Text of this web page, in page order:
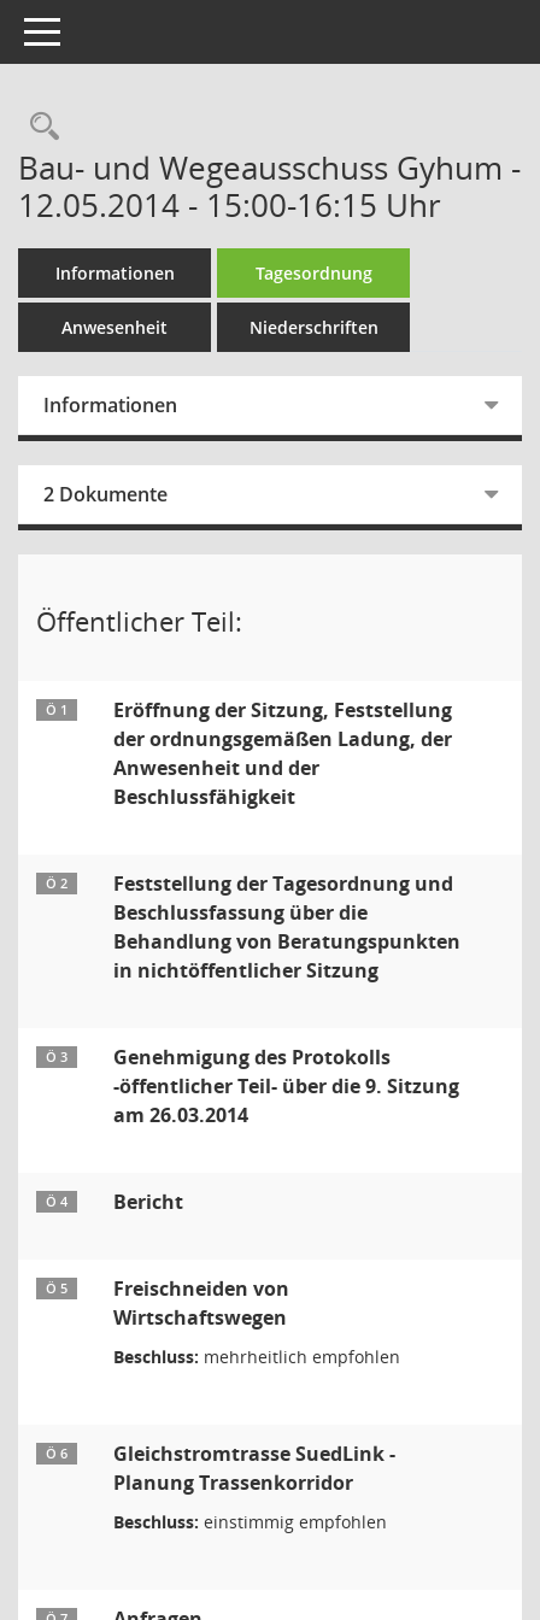
Toggle navigation
Rechercheauswahl
Bau- und Wegeausschuss Gyhum -
12.05.2014 - 15:00-16:15 Uhr
Informationen Tagesordnung
Anwesenheit Niederschriften
Informationen
2 Dokumente
Öffentlicher Teil:
Ö 1
Eröffnung der Sitzung, Feststellung
der ordnungsgemäßen Ladung, der
Anwesenheit und der
Beschlussfähigkeit
Ö 2
Feststellung der Tagesordnung und
Beschlussfassung über die
Behandlung von Beratungspunkten
in nichtöffentlicher Sitzung
Ö 3
Genehmigung des Protokolls
-öffentlicher Teil- über die 9. Sitzung
am 26.03.2014
Ö 4 Bericht
Ö 5
Freischneiden von
Wirtschaftswegen
Beschluss: mehrheitlich empfohlen
Ö 6
Gleichstromtrasse SuedLink -
Planung Trassenkorridor
Beschluss: einstimmig empfohlen